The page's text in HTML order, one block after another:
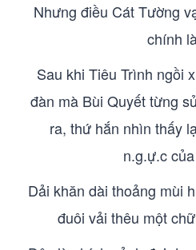
Nhưng điều Cát Tường
chính
Sau khi Tiêu Trình ngồi
đàn mà Bùi Quyết từng
ra, thứ hắn nhìn thấy
n.g.ự.c
Dải khăn dài thoảng mùi
đuôi vải thêu một